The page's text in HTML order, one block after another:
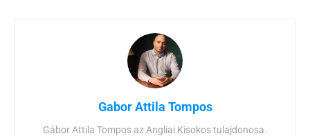
Gabor Attila Tompos
Gábor Attila Tompos az Angliai Kisokos tulajdonosa.